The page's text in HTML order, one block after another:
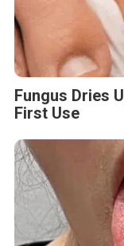
Fungus Dries
First Use